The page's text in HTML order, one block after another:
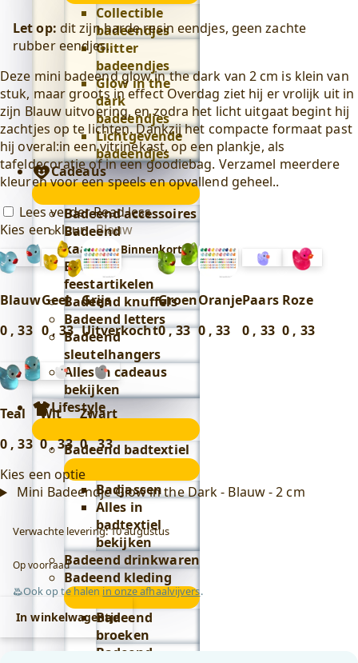
Speciale
eendjes
submenu
Collectible
badeendjes
Glitter
badeendjes
Glow in the
dark
badeendjes
Lichtgevende
badeendjes
Cadeaus
Cadeaus
submenu
Badeend accessoires
Badeend
kaarsen(Binnenkort)
Badeend
feestartikelen
Badeend knuffels
Badeend letters
Badeend
sleutelhangers
Alles in cadeaus
bekijken
Lifestyle
submenu
Badeend badtextiel
Badjassen
Alles in
badtextiel
bekijken
Badeend drinkwaren
Badeend kleding
submenu
Badeend
broeken
Badeend
Let op: dit zijn harde resin eendjes, geen zachte
rubber eendjes.
Deze mini badeend glow in the dark van 2 cm is klein van
stuk, maar groots in effect Overdag ziet hij er vrolijk uit in
zijn Blauw uitvoering, en zodra het licht uitgaat begint hij
zachtjes op te lichten. Dankzij het compacte formaat past
hij overal:in een vitrinekast, op een plankje, als
tafeldecoratie of in een goodiebag. Verzamel meerdere
kleuren voor een speels en opvallend geheel..
Lees verderRead less
Kies een kleur: Blauw
Blauw
0 , 33
Geel
0, 33
Grijs
Uitverkocht
Groen
0,33
Oranje
0 , 33
Paars
0 , 33
Roze
0 , 33
Teal
0 , 33
Wit
0,33
Zwart
0,33
Kies een optie
Mini Badeendje Glow in the Dark - Blauw - 2 cm
Verwachte levering: 10 augustus
Op voorraad
Ook op te halenin onze afhaalvijvers.
In winkelwagentje